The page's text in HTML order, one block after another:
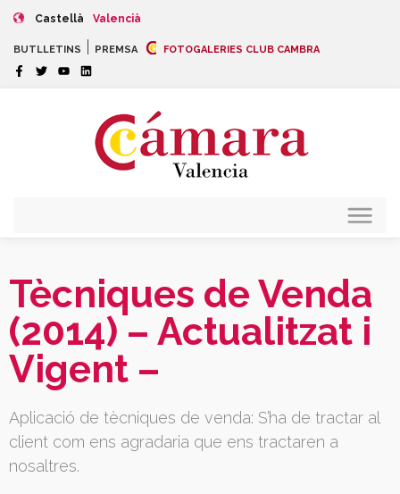
Castellà Valencià
BUTLLETINS PREMSA FOTOGALERIES CLUB CAMBRA
Tècniques de Venda
(2014) – Actualitzat i
Vigent –
Aplicació de tècniques de venda: S’ha de tractar al
client com ens agradaria que ens tractaren a
nosaltres.